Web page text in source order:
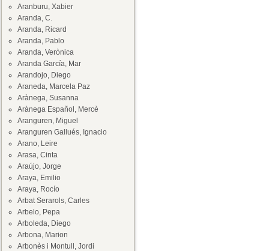
Aranburu, Xabier
Aranda, C.
Aranda, Ricard
Aranda, Pablo
Aranda, Verònica
Aranda García, Mar
Arandojo, Diego
Araneda, Marcela Paz
Arànega, Susanna
Arànega Español, Mercè
Aranguren, Miguel
Aranguren Gallués, Ignacio
Arano, Leire
Arasa, Cinta
Araújo, Jorge
Araya, Emilio
Araya, Rocío
Arbat Serarols, Carles
Arbelo, Pepa
Arboleda, Diego
Arbona, Marion
Arbonès i Montull, Jordi